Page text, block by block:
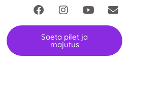
Soeta pilet ja
majutus